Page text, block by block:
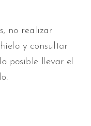
no realizar
y consultar
posible llevar el